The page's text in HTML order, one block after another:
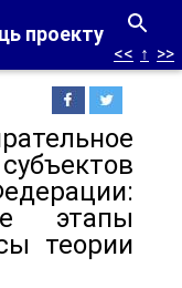
проекту
<< ↑ >>
этапы
теории